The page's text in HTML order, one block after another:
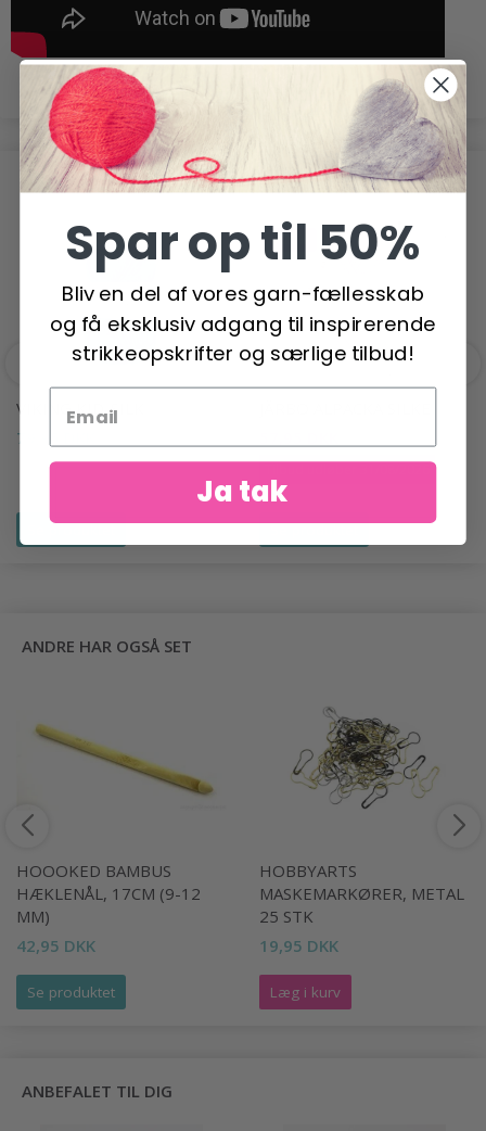
POPULÆRE ALTERNATIVER
VIKING KID-SILK
79,95 DKK
Se produktet Se produktet
ANDRE HAR OGSÅ SET
HOOOKED BAMBUS
HÆKLENÅL, 17CM (9-12
MM)
42,95 DKK
Se produktet
HOBBYARTS
MASKEMARKØRER, METAL
25 STK
19,95 DKK
Læg i kurv
ANBEFALET TIL DIG
Spar op til 50%
Bliv en del af vores garn-fællesskab
og få eksklusiv adgang til inspirerende
strikkeopskrifter og særlige tilbud!
Ja tak